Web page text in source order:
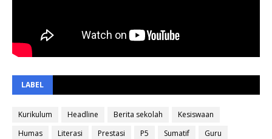
LABEL
Kurikulum Headline Berita sekolah
Kesiswaan
Humas
Literasi Prestasi P5 Sumatif
Guru